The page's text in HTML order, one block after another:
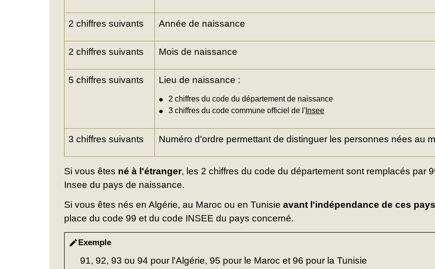
2 chiffres suivants Année de naissance
2 chiffres suivants Mois de naissance
5 chiffres suivants Lieu de naissance :
2 chiffres du code du département de naissance
3 chiffres du code commune officiel de l' Insee
3 chiffres suivants Numéro d'ordre permettant de distinguer les personnes nées au
Si vous êtes né à l'étranger, les 2 chiffres du code du département sont remplacés par
Insee du pays de naissance.
Si vous êtes nés en Algérie, au Maroc ou en Tunisie avant l'indépendance de ces pays
place du code 99 et du code INSEE du pays concerné.
editExemple
91, 92, 93 ou 94 pour l'Algérie, 95 pour le Maroc et 96 pour la Tunisie